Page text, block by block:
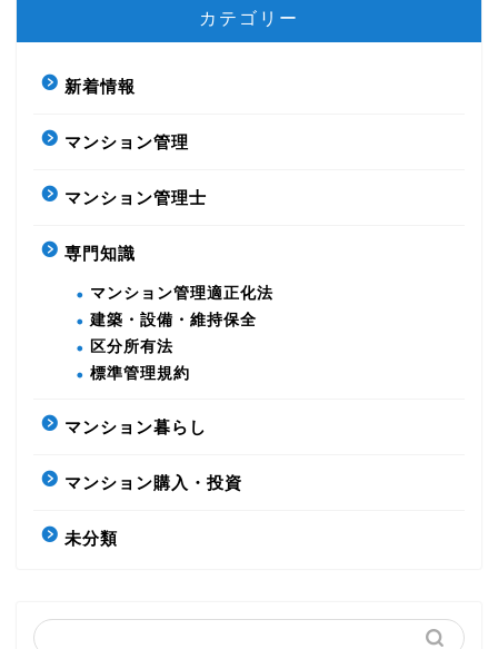
カテゴリー
新着情報
マンション管理
マンション管理士
専門知識
マンション管理適正化法
建築・設備・維持保全
区分所有法
標準管理規約
マンション暮らし
マンション購入・投資
未分類